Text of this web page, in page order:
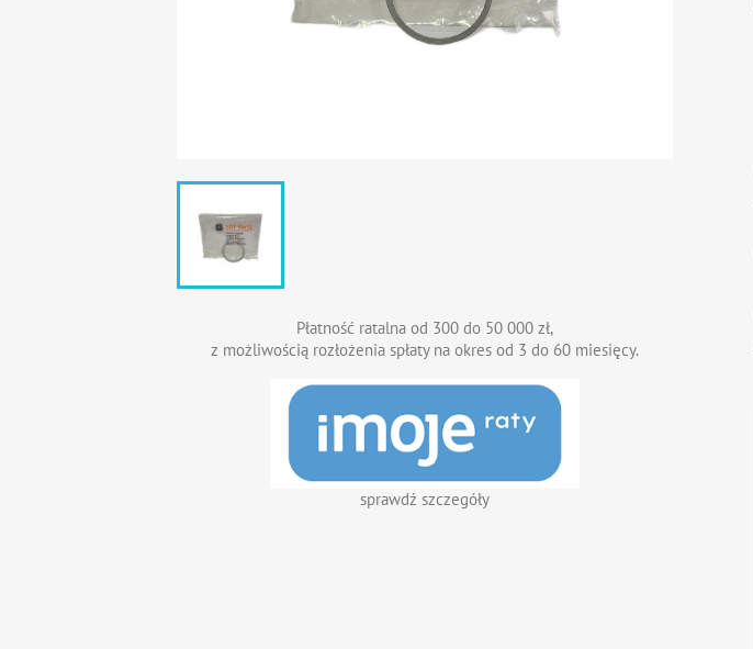
Płatność ratalna od 300 do 50 000 zł,
z możliwością rozłożenia spłaty na okres od 3 do 60 miesięcy.
sprawdź szczegóły